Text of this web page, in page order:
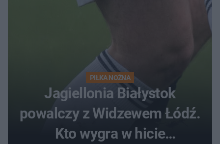
PIŁKA NOŻNA
Jagiellonia Białystok
powalczy z Widzewem Łódź.
Kto wygra w hicie